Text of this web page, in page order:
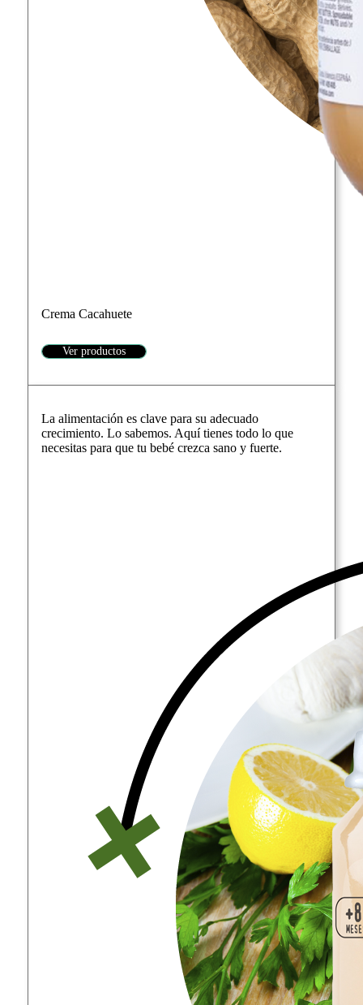
Crema Cacahuete
Ver productos
La alimentación es clave para su adecuado
crecimiento. Lo sabemos. Aquí tienes todo lo que
necesitas para que tu bebé crezca sano y fuerte.